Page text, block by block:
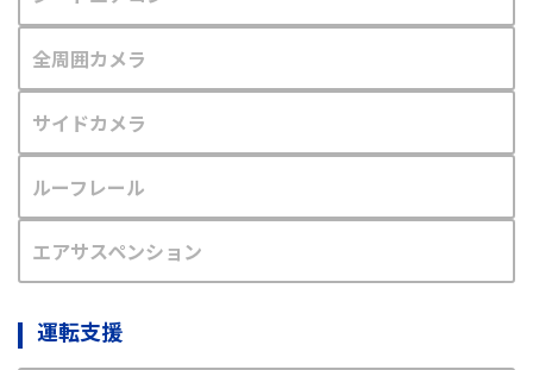
全周囲カメラ
サイドカメラ
ルーフレール
エアサスペンション
運転支援